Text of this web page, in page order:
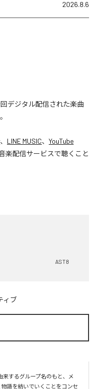
2026.8.6
回デジタル配信された楽曲
、 LINE MUSIC、 YouTube
楽配信サービスで聴くこと
AST8
ィブ
来するグループ名のもと、メ
語を紡いでいくことをコンセ